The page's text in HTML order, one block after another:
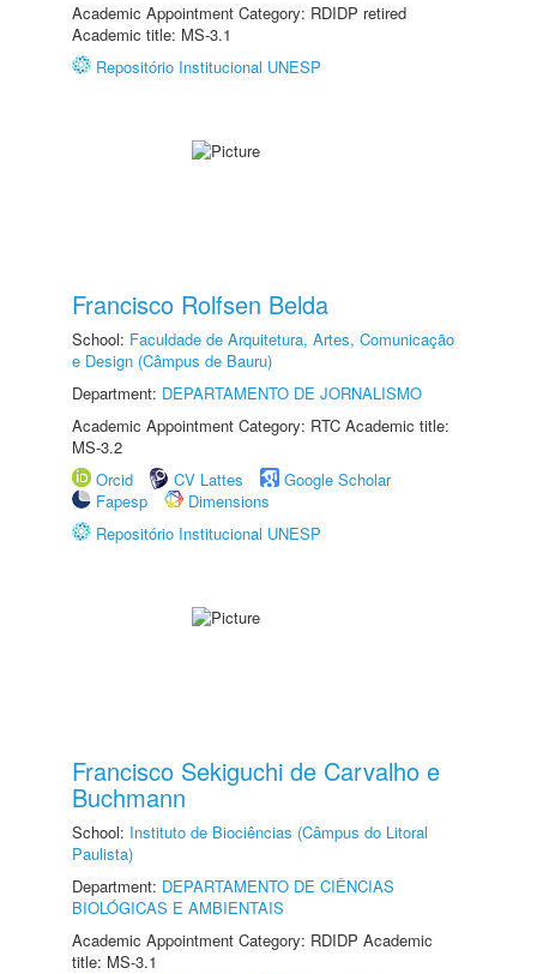
Academic Appointment Category: RDIDP retired
Academic title: MS-3.1
Repositório Institucional UNESP
Francisco Rolfsen Belda
School: Faculdade de Arquitetura, Artes, Comunicação
e Design (Câmpus de Bauru)
Department: DEPARTAMENTO DE JORNALISMO
Academic Appointment Category: RTC Academic title:
MS-3.2
Orcid
CV Lattes
Google Scholar
Fapesp
Dimensions
Repositório Institucional UNESP
Francisco Sekiguchi de Carvalho e
Buchmann
School: Instituto de Biociências (Câmpus do Litoral
Paulista)
Department: DEPARTAMENTO DE CIÊNCIAS
BIOLÓGICAS E AMBIENTAIS
Academic Appointment Category: RDIDP Academic
title: MS-3.1